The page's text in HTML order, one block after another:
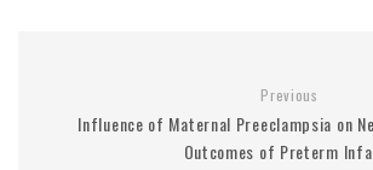
Previous
Influence of Maternal Preeclampsia on
Outcomes of Preterm